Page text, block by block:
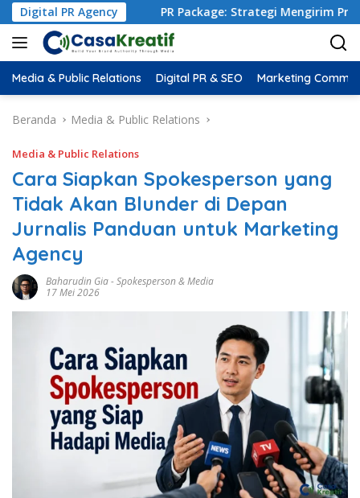
Digital PR Agency
PR Package: Strategi Mengirim Produk ke
Media & Public Relations Digital PR & SEO Marketing
Beranda Media & Public Relations
Media & Public Relations
Cara Siapkan Spokesperson yang
Tidak Akan Blunder di Depan
Jurnalis Panduan untuk Marketing
Agency
Baharudin Gia-Spokesperson & Media
17 Mei 2026